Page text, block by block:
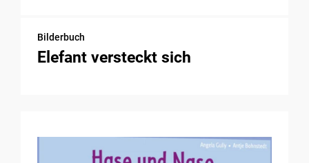
Bilderbuch
Elefant versteckt sich